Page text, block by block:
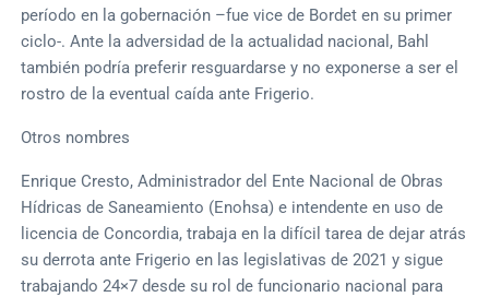
período en la gobernación –fue vice de Bordet en su primer
ciclo-. Ante la adversidad de la actualidad nacional, Bahl
también podría preferir resguardarse y no exponerse a ser el
rostro de la eventual caída ante Frigerio.
Otros nombres
Enrique Cresto, Administrador del Ente Nacional de Obras
Hídricas de Saneamiento (Enohsa) e intendente en uso de
licencia de Concordia, trabaja en la difícil tarea de dejar atrás
su derrota ante Frigerio en las legislativas de 2021 y sigue
trabajando 24×7 desde su rol de funcionario nacional para